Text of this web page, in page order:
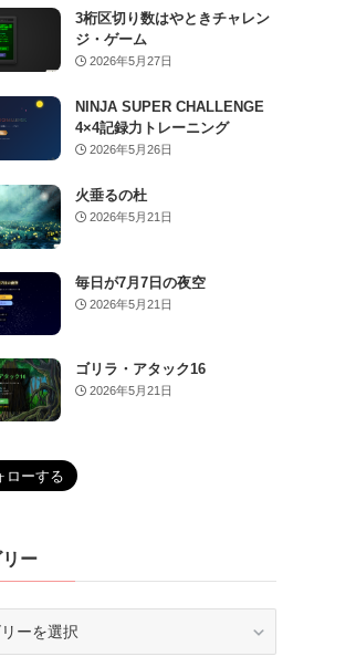
3桁区切り数はやときチャレン
ジ・ゲーム
2026年5月27日
NINJA SUPER CHALLENGE
4×4記録力トレーニング
2026年5月26日
火垂るの杜
2026年5月21日
毎日が7月7日の夜空
2026年5月21日
ゴリラ・アタック16
2026年5月21日
ー